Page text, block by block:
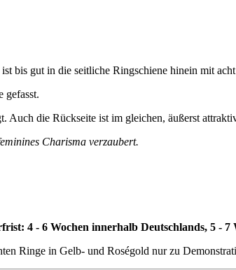
bis gut in die seitliche Ringschiene hinein mit
gefasst.
die Rückseite ist im gleichen, äußerst
Charisma verzaubert.
4 - 6 Wochen innerhalb Deutschlands, 5 - 7
Ringe in Gelb- und Roségold nur zu